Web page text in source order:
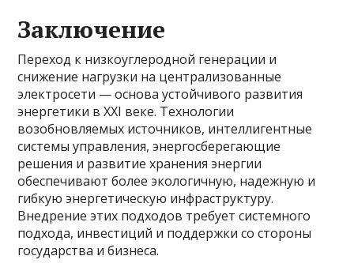
Заключение
Переход к низкоуглеродной генерации и
снижение нагрузки на централизованные
электросети — основа устойчивого развития
энергетики в XXI веке. Технологии
возобновляемых источников, интеллигентные
системы управления, энергосберегающие
решения и развитие хранения энергии
обеспечивают более экологичную, надежную и
гибкую энергетическую инфраструктуру.
Внедрение этих подходов требует системного
подхода, инвестиций и поддержки со стороны
государства и бизнеса.